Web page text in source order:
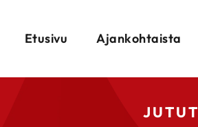
Etusivu Ajankohtaista
JUTUT